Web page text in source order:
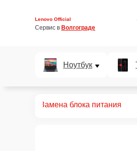
Lenovo Official
Сервис в Волгограде
Ноутбук
Замена блока питания